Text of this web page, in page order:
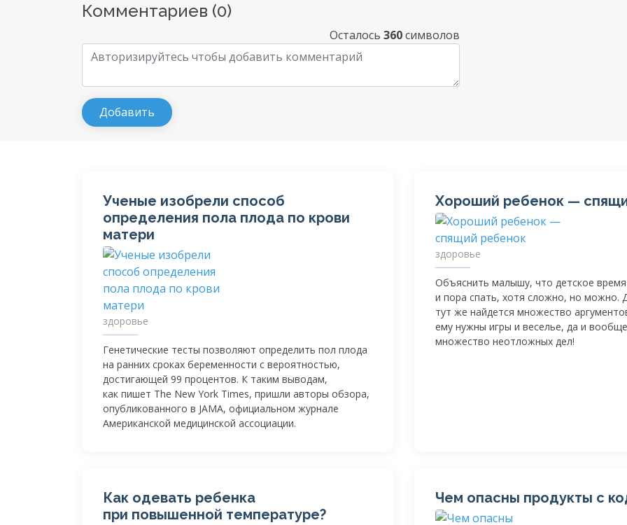
Комментариев (0)
Осталось 360символов
Ученые изобрели способ
определения пола плода по крови
матери
здоровье
Генетические тесты позволяют определить пол плода
на ранних сроках беременности с вероятностью,
достигающей 99 процентов. К таким выводам,
как пишет The New York Times, пришли авторы обзора,
опубликованного в JAMA, официальном журнале
Американской медицинской ассоциации.
Хороший ребенок —
здоровье
Объяснить малышу, что детское время
и пора спать, хотя сложно, но можно.
тут же найдется множество
ему нужны игры и веселье, да и
множество неотложных дел!
Как одевать ребенка
при повышенной температуре?
Чем опасны продукты с